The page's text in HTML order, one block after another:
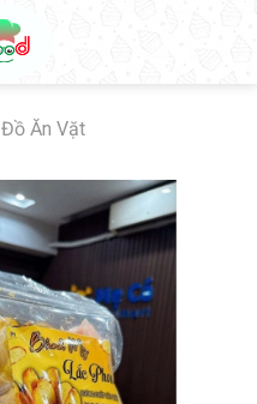
Đồ Ăn Vặt